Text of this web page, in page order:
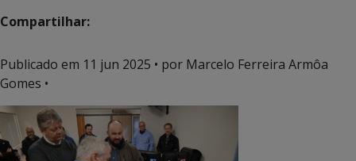
Compartilhar:
Publicado em 11 jun 2025 • por Marcelo Ferreira Armôa
Gomes •